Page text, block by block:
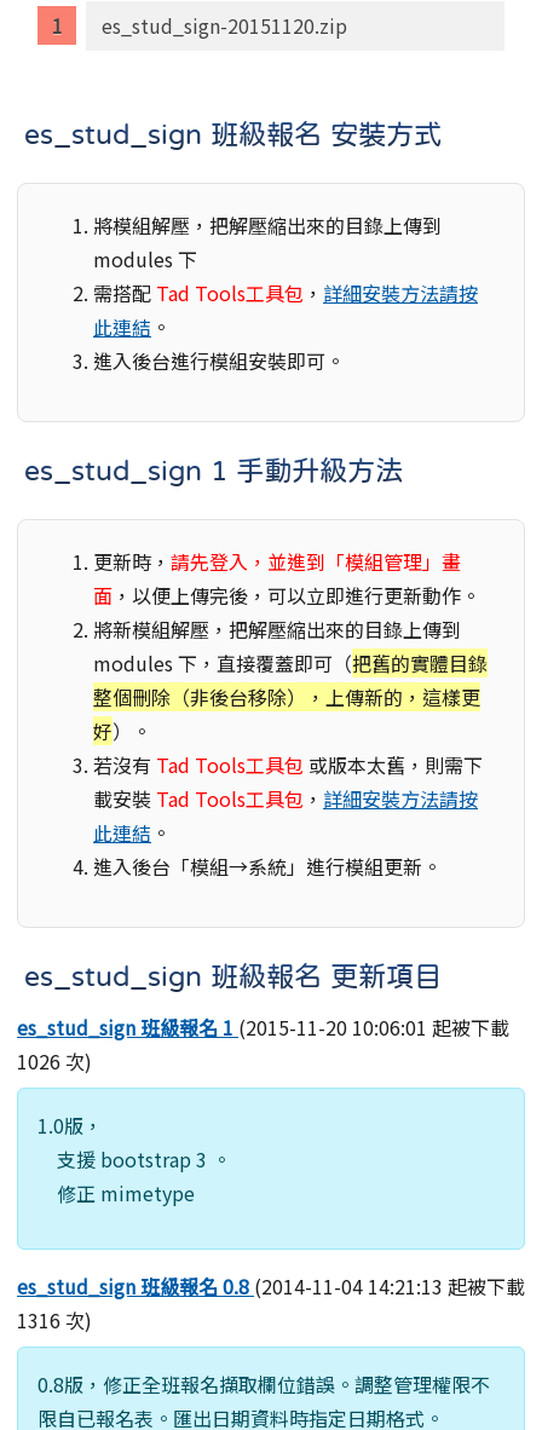
es_stud_sign-20151120.zip
es_stud_sign 班級報名 安裝方式
將模組解壓，把解壓縮出來的目錄上傳到
modules 下
需搭配 Tad Tools工具包 ， 詳細安裝方法請按
此連結 。
進入後台進行模組安裝即可。
es_stud_sign 1 手動升級方法
更新時， 請先登入，並進到「模組管理」畫
面 ，以便上傳完後，可以立即進行更新動作。
將新模組解壓，把解壓縮出來的目錄上傳到
modules 下，直接覆蓋即可（把舊的實體目錄
整個刪除（非後台移除），上傳新的，這樣更
好）。
若沒有 Tad Tools工具包 或版本太舊，則需下
載安裝 Tad Tools工具包 ， 詳細安裝方法請按
此連結 。
進入後台「模組→系統」進行模組更新。
es_stud_sign 班級報名 更新項目
es_stud_sign 班級報名 1 (2015-11-20 10:06:01 起被下載
1026 次)
1.0版，
支援 bootstrap 3 。
修正 mimetype
es_stud_sign 班級報名 0.8 (2014-11-04 14:21:13 起被下載
1316 次)
0.8版，修正全班報名擷取欄位錯誤。調整管理權限不
限自已報名表。匯出日期資料時指定日期格式。